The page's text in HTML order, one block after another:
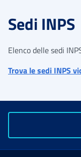
Sedi INPS
Elenco delle sedi
Trova le sedi INPS